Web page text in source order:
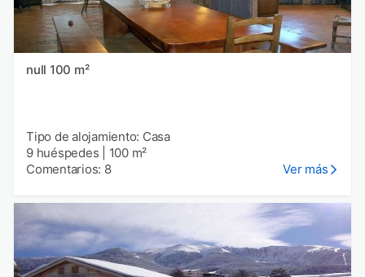
null 100 m²
Tipo de alojamiento: Casa
9 huéspedes
100 m²
Comentarios: 8
Ver más